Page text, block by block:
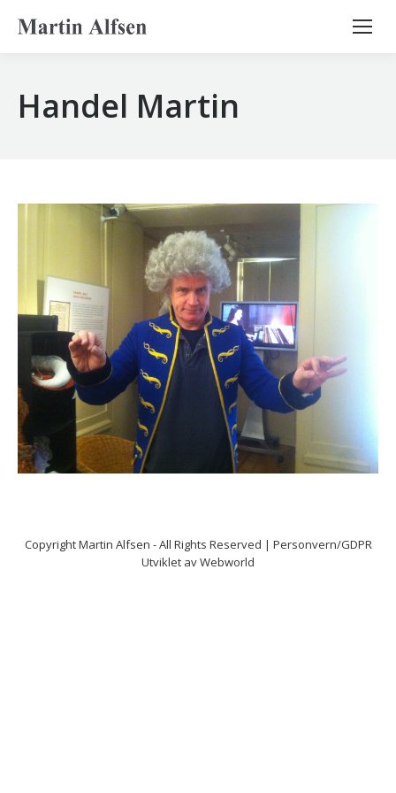
Search:
Handel Martin
CopyrightMartin Alfsen - All Rights Reserved | Personvern/GDPR
Utviklet avWebworld